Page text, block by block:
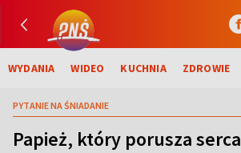
WYDANIA WIDEO KUCHNIA ZDROWIE
PYTANIE NA ŚNIADANIE
Papież, który porusza serca